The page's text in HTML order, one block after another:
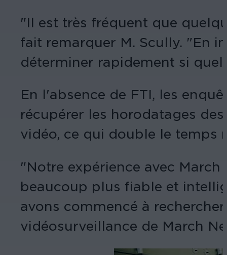
"Il est très fréquent que
fait remarquer M. Scully. "En
déterminer rapidement si
En l'absence de FTI, les
récupérer les horodatages
vidéo, ce qui double le temps
"Notre expérience avec
beaucoup plus fiable et
avons commencé à
vidéosurveillance de March